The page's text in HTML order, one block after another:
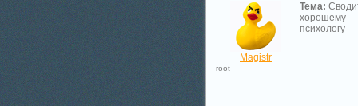
Magistr
root
Тема:
хорошему
психологу